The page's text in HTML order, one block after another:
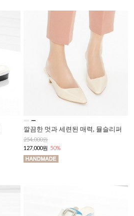
깔끔한 멋과 세련된 매력, 뮬슬리퍼
254,000원
127,000원 50%